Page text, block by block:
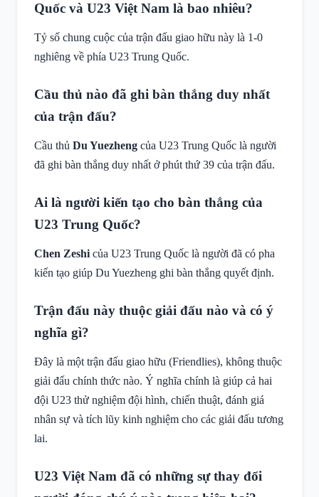
Quốc và U23 Việt Nam là bao nhiêu?
Tỷ số chung cuộc của trận đấu giao hữu này là 1-0
nghiêng về phía U23 Trung Quốc.
Cầu thủ nào đã ghi bàn thắng duy nhất
của trận đấu?
Cầu thủ Du Yuezheng của U23 Trung Quốc là người
đã ghi bàn thắng duy nhất ở phút thứ 39 của trận đấu.
Ai là người kiến tạo cho bàn thắng của
U23 Trung Quốc?
Chen Zeshi của U23 Trung Quốc là người đã có pha
kiến tạo giúp Du Yuezheng ghi bàn thắng quyết định.
Trận đấu này thuộc giải đấu nào và có ý
nghĩa gì?
Đây là một trận đấu giao hữu (Friendlies), không thuộc
giải đấu chính thức nào. Ý nghĩa chính là giúp cả hai
đội U23 thử nghiệm đội hình, chiến thuật, đánh giá
nhân sự và tích lũy kinh nghiệm cho các giải đấu tương
lai.
U23 Việt Nam đã có những sự thay đổi